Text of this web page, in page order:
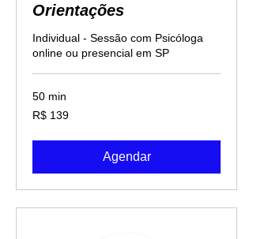
Orientações
Individual - Sessão com Psicóloga
online ou presencial em SP
50 min
139
Reais
R$ 139
Agendar